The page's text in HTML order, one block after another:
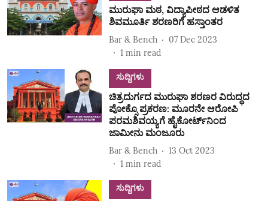
ಮುರುಘಾ ಮಠ, ವಿದ್ಯಾಪೀಠದ ಆಡಳಿತ
ಶಿವಮೂರ್ತಿ ಶರಣರಿಗೆ ಹಸ್ತಾಂತರ
Bar & Bench
07 Dec 2023
1 min read
ಸುದ್ದಿಗಳು
ಚಿತ್ರದುರ್ಗದ ಮುರುಘಾ ಶರಣರ ವಿರುದ್ಧದ
ಪೋಕ್ಸೊ ಪ್ರಕರಣ: ಮೂರನೇ ಆರೋಪಿ
ಪರಮಶಿವಯ್ಯಗೆ ಹೈಕೋರ್ಟ್‌ನಿಂದ
ಜಾಮೀನು ಮಂಜೂರು
Bar & Bench
13 Oct 2023
1 min read
ಸುದ್ದಿಗಳು